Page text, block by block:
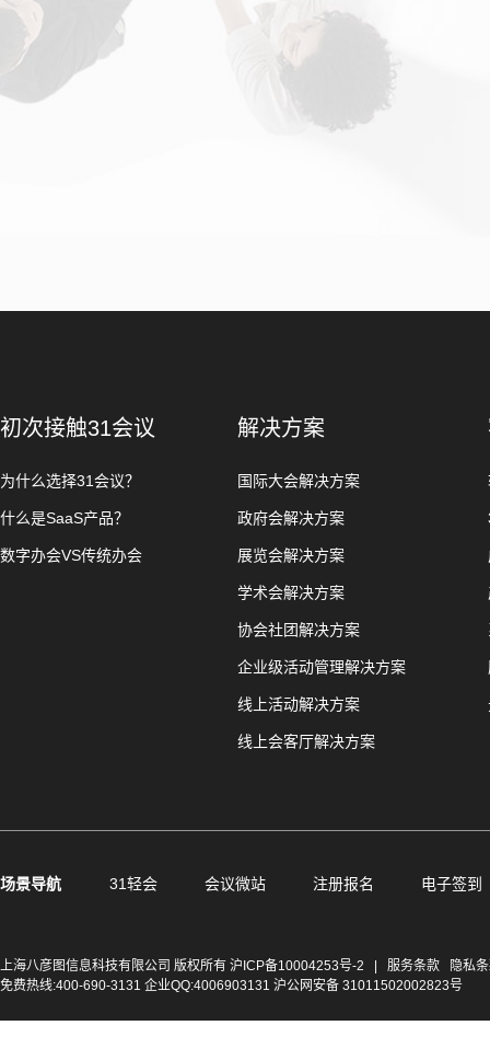
初次接触31会议
为什么选择31会议？
什么是SaaS产品？
数字办会VS传统办会
解决方案
国际大会解决方案
政府会解决方案
展览会解决方案
学术会解决方案
协会社团解决方案
企业级活动管理解决方案
线上活动解决方案
线上会客厅解决方案
场景导航 31轻会 会议微站 注册报名 电子签到
上海八彦图信息科技有限公司 版权所有 沪ICP备10004253号-2 服务条款
隐私
免费热线:400-690-3131 企业QQ:4006903131 沪公网安备 31011502002823号